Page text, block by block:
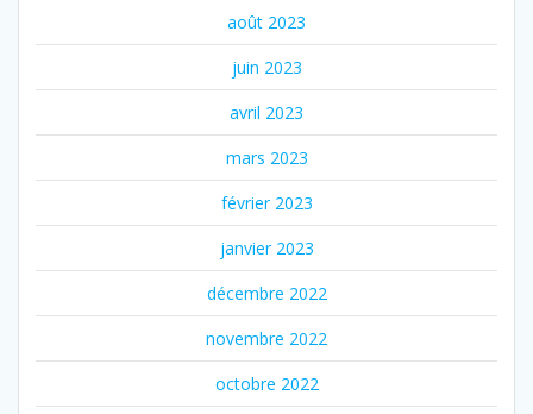
août 2023
juin 2023
avril 2023
mars 2023
février 2023
janvier 2023
décembre 2022
novembre 2022
octobre 2022